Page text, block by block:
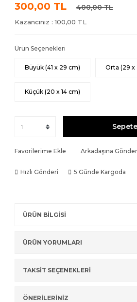
300,00 TL 400,00 TL
Kazancınız : 100,00 TL
Ürün Seçenekleri
Büyük (41 x 29 cm) Orta (29 x
Küçük (20 x 14 cm)
Favorilerime Ekle Arkadaşına Gönder
Hızlı Gönderi 5 Günde Kargoda
ÜRÜN BİLGİSİ
ÜRÜN YORUMLARI
TAKSİT SEÇENEKLERİ
ÖNERİLERİNİZ